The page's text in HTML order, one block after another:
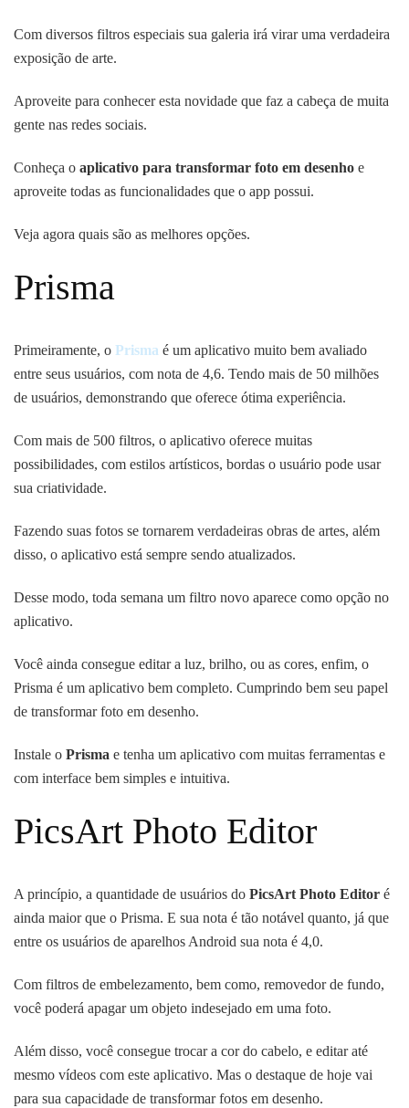
Com diversos filtros especiais sua galeria irá virar uma verdadeira
exposição de arte.
Aproveite para conhecer esta novidade que faz a cabeça de muita
gente nas redes sociais.
Conheça o aplicativo para transformar foto em desenho e
aproveite todas as funcionalidades que o app possui.
Veja agora quais são as melhores opções.
Prisma
Primeiramente, o Prisma é um aplicativo muito bem avaliado
entre seus usuários, com nota de 4,6. Tendo mais de 50 milhões
de usuários, demonstrando que oferece ótima experiência.
Com mais de 500 filtros, o aplicativo oferece muitas
possibilidades, com estilos artísticos, bordas o usuário pode usar
sua criatividade.
Fazendo suas fotos se tornarem verdadeiras obras de artes, além
disso, o aplicativo está sempre sendo atualizados.
Desse modo, toda semana um filtro novo aparece como opção no
aplicativo.
Você ainda consegue editar a luz, brilho, ou as cores, enfim, o
Prisma é um aplicativo bem completo. Cumprindo bem seu papel
de transformar foto em desenho.
Instale o Prisma e tenha um aplicativo com muitas ferramentas e
com interface bem simples e intuitiva.
PicsArt Photo Editor
A princípio, a quantidade de usuários do PicsArt Photo Editor é
ainda maior que o Prisma. E sua nota é tão notável quanto, já que
entre os usuários de aparelhos Android sua nota é 4,0.
Com filtros de embelezamento, bem como, removedor de fundo,
você poderá apagar um objeto indesejado em uma foto.
Além disso, você consegue trocar a cor do cabelo, e editar até
mesmo vídeos com este aplicativo. Mas o destaque de hoje vai
para sua capacidade de transformar fotos em desenho.